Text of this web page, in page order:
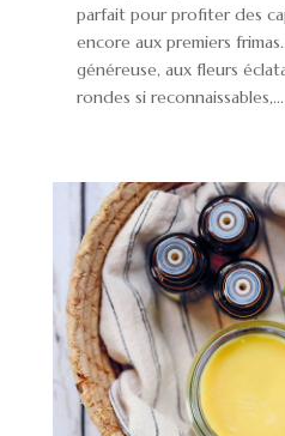
parfait pour profiter des
encore aux premiers
généreuse, aux fleurs
rondes si reconnaissables,...